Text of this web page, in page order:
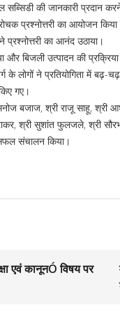
सब्सिडी की जानकारी
प्रश्नोत्तरी का आयोजन
प्रश्नोत्तरी का आनंद उठाया।
बिजली उत्पादन की
लोगों ने प्रतियोगिता में
गए।
बजाज, श्री राजू साहू,
श्री सुशांत फुलजले, श्री
संचालन किया।
एवं कानूनÓ विषय पर